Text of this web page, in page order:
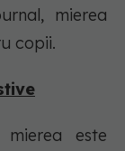
mierea
copii.
este